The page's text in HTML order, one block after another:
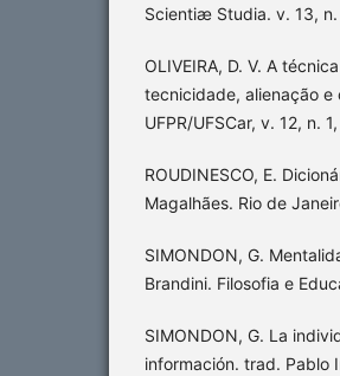
Scientiæ Studia. v. 13,
OLIVEIRA, D. V. A
tecnicidade, alienação e
UFPR/UFSCar, v. 12, n.
ROUDINESCO, E.
Magalhães. Rio de
SIMONDON, G.
Brandini. Filosofia e
SIMONDON, G. La
información. trad. Pablo